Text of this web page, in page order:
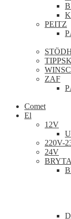
PEITZ
ZAF
Comet
El
12V
220V-
24V